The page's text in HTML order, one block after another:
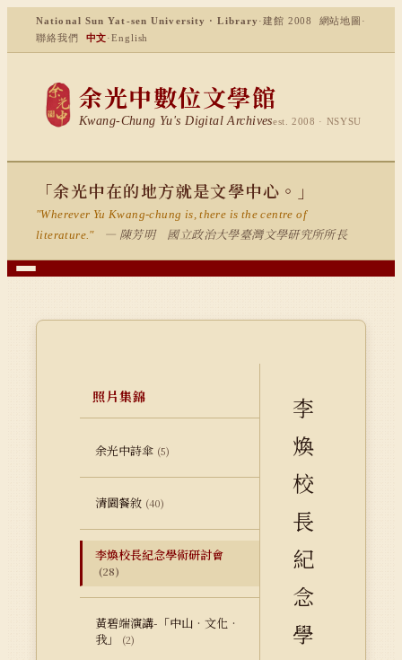
National Sun Yat-sen University · Library ·建館 2008 網站地圖 ·
聯絡我們
中文·English
余光中數位文學館
Kwang-Chung Yu's Digital Archivesest. 2008 · NSYSU
「余光中在的地方就是文學中心。」
"Wherever Yu Kwang-chung is, there is the centre of
literature."
— 陳芳明 國立政治大學臺灣文學研究所所長
照片集錦
余光中詩傘 (5)
清園餐敘 (40)
李煥校長紀念學術研討會
(28)
黃碧端演講-「中山‧文化‧
我」
(2)
李
煥
校
長
紀
念
學